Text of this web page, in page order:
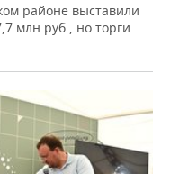
районе выставили
млн руб., но торги